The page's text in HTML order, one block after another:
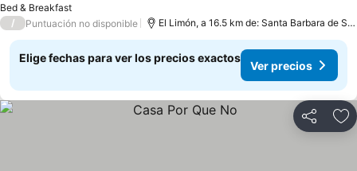
Bed & Breakfast
/ Puntuación no disponible El Limón, a 16.5 km de: Santa Barbara de Samana
Elige fechas para ver los precios exactos
Ver precios
Compartir